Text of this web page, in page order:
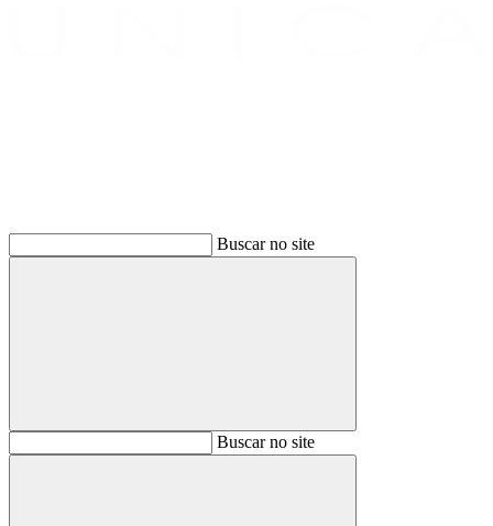
Buscar no site
BuscarBuscar no site